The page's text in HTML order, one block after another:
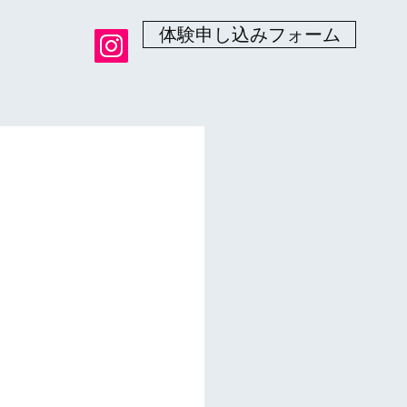
体験申し込みフォーム